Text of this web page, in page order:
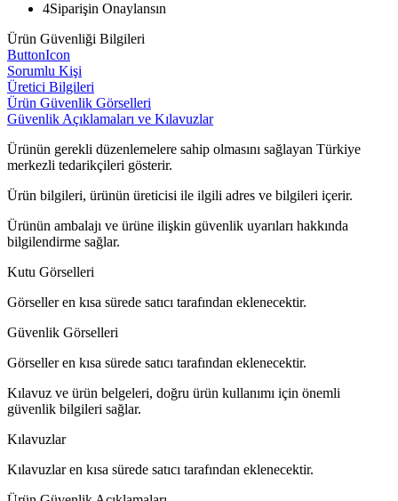
4Siparişin Onaylansın
Ürün Güvenliği Bilgileri
ButtonIcon
Sorumlu Kişi
Üretici Bilgileri
Ürün Güvenlik Görselleri
Güvenlik Açıklamaları ve Kılavuzlar
Ürünün gerekli düzenlemelere sahip olmasını sağlayan Türkiye
merkezli tedarikçileri gösterir.
Ürün bilgileri, ürünün üreticisi ile ilgili adres ve bilgileri içerir.
Ürünün ambalajı ve ürüne ilişkin güvenlik uyarıları hakkında
bilgilendirme sağlar.
Kutu Görselleri
Görseller en kısa sürede satıcı tarafından eklenecektir.
Güvenlik Görselleri
Görseller en kısa sürede satıcı tarafından eklenecektir.
Kılavuz ve ürün belgeleri, doğru ürün kullanımı için önemli
güvenlik bilgileri sağlar.
Kılavuzlar
Kılavuzlar en kısa sürede satıcı tarafından eklenecektir.